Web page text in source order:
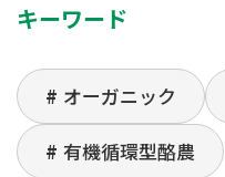
キーワード
オーガニック
有機循環型酪農